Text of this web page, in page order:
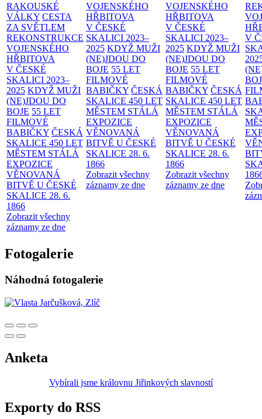
RAKOUSKÉ
VÁLKY CESTA
ZA SVĚTLEM
REKONSTRUKCE
VOJENSKÉHO
HŘBITOVA
V ČESKÉ
SKALICI 2023–
2025 KDYŽ MUŽI
(NE)JDOU DO
BOJE 55 LET
FILMOVÉ
BABIČKY ČESKÁ
SKALICE 450 LET
MĚSTEM STÁLÁ
EXPOZICE
VĚNOVANÁ
BITVĚ U ČESKÉ
SKALICE 28. 6.
1866
Zobrazit všechny
záznamy ze dne
VOJENSKÉHO
HŘBITOVA
V ČESKÉ
SKALICI 2023–
2025 KDYŽ MUŽI
(NE)JDOU DO
BOJE 55 LET
FILMOVÉ
BABIČKY ČESKÁ
SKALICE 450 LET
MĚSTEM STÁLÁ
EXPOZICE
VĚNOVANÁ
BITVĚ U ČESKÉ
SKALICE 28. 6.
1866
Zobrazit všechny
záznamy ze dne
VOJENSKÉHO
HŘBITOVA
V ČESKÉ
SKALICI 2023–
2025 KDYŽ MUŽI
(NE)JDOU DO
BOJE 55 LET
FILMOVÉ
BABIČKY ČESKÁ
SKALICE 450 LET
MĚSTEM STÁLÁ
EXPOZICE
VĚNOVANÁ
BITVĚ U ČESKÉ
SKALICE 28. 6.
1866
Zobrazit všechny
záznamy ze dne
V
Fotogalerie
Náhodná fotogalerie
Anketa
Vybírali jsme královnu Jiřinkových slavností
Exporty do RSS